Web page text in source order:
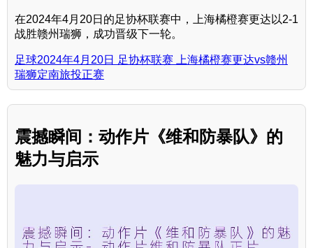
在2024年4月20日的足协杯联赛中，上海橘橙赛更达以2-1
战胜赣州瑞狮，成功晋级下一轮。
足球2024年4月20日 足协杯联赛 上海橘橙赛更达vs赣州
瑞狮定南旅投正赛
震撼瞬间：动作片《维和防暴队》的
魅力与启示